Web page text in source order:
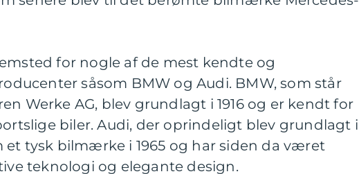
for nogle af de mest kendte og
såsom BMW og Audi. BMW, som står
Werke AG, blev grundlagt i 1916 og er kendt for
biler. Audi, der oprindeligt blev grundlagt i
et tysk bilmærke i 1965 og har siden da været
teknologi og elegante design.